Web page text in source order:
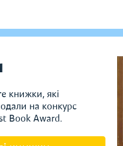
книжки, які
на конкурс
Book Award.